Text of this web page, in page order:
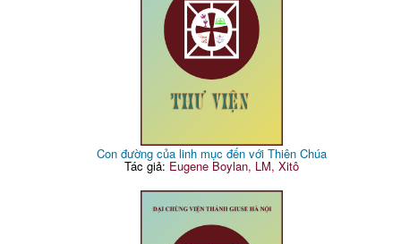
Con đường của linh mục đến với Thiên Chúa
Tác giả: Eugene Boylan, LM, Xitô